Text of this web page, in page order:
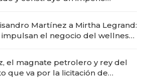
Martínez a Mirtha Legrand:
el negocio del wellness
el magnate petrolero y rey del
que va por la licitación de